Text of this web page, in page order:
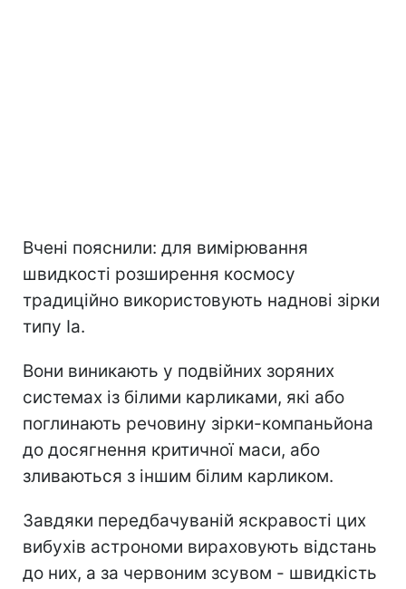
Вчені пояснили: для вимірювання
швидкості розширення космосу
традиційно використовують наднові зірки
типу Ia.
Вони виникають у подвійних зоряних
системах із білими карликами, які або
поглинають речовину зірки-компаньйона
до досягнення критичної маси, або
зливаються з іншим білим карликом.
Завдяки передбачуваній яскравості цих
вибухів астрономи вираховують відстань
до них, а за червоним зсувом - швидкість